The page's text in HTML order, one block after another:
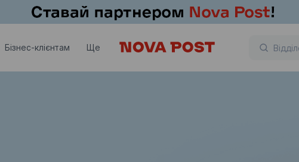
Бізнес-клієнтам Ще